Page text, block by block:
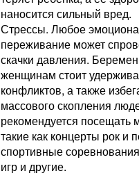
наносится сильный вред.
Стрессы. Любое
переживание может
скачки давления.
женщинам стоит
конфликтов, а также
массового скопления
рекомендуется посещать
такие как концерты рок и
спортивные
игр и другие.